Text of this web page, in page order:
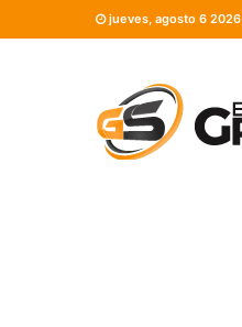
jueves, agosto 6 2026